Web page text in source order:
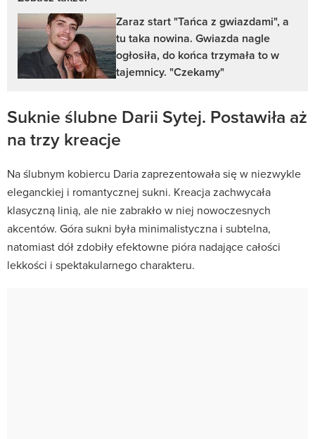
Zaraz start "Tańca z gwiazdami", a
tu taka nowina. Gwiazda nagle
ogłosiła, do końca trzymała to w
tajemnicy. "Czekamy"
Suknie ślubne Darii Sytej. Postawiła aż
na trzy kreacje
Na ślubnym kobiercu Daria zaprezentowała się w niezwykle
eleganckiej i romantycznej sukni. Kreacja zachwycała
klasyczną linią, ale nie zabrakło w niej nowoczesnych
akcentów. Góra sukni była minimalistyczna i subtelna,
natomiast dół zdobiły efektowne pióra nadające całości
lekkości i spektakularnego charakteru.